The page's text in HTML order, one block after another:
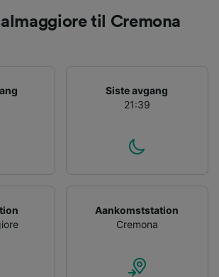
til Cremona
Siste avgang
21:39
Aankomststation
Cremona
process data to provide:
information on a device.
content measurement,
and services development.